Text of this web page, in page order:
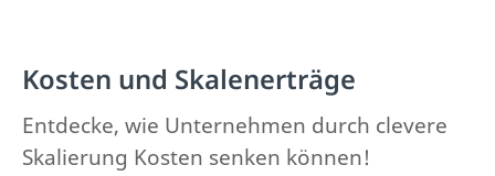
Kosten und Skalenerträge
Entdecke, wie Unternehmen durch clevere
Skalierung Kosten senken können!